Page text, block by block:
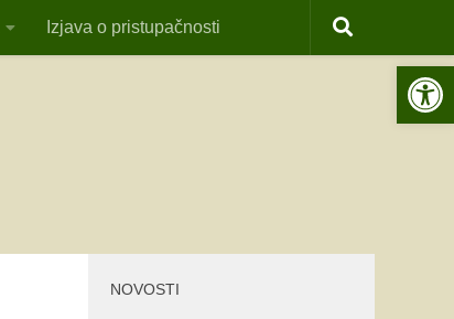
Izjava o pristupačnosti
NOVOSTI